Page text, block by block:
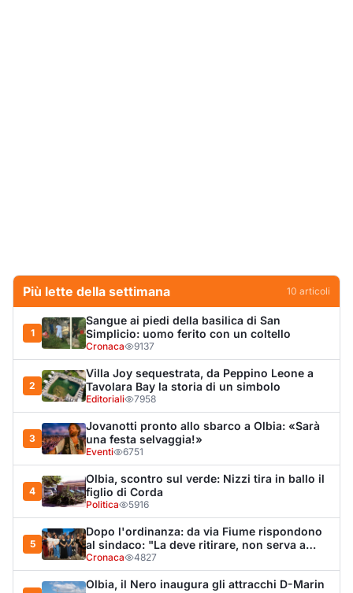
5
Dopo l'ordinanza: da via Fiume rispondono
al sindaco: "La deve ritirare, non serva a
nulla"
Cronaca 4827
6
Olbia, il Nero inaugura gli attracchi D-Marin
al Molo Brin
Turismo 4281
7
Punti di svista: in via Fiume, un anno senza
auto per vietare il nascondino ai delinquenti
Editoriali 4276
8
Olbia, auto finisce fuori strada: una donna in
ospedale
Cronaca 3991
9
Van fuori controllo finisce oltre le protezioni
stradali
Cronaca 3333
10
Salmo mostra la cicatrice sul volto: “Il
tumore è tornato”
Spettacolo 3264